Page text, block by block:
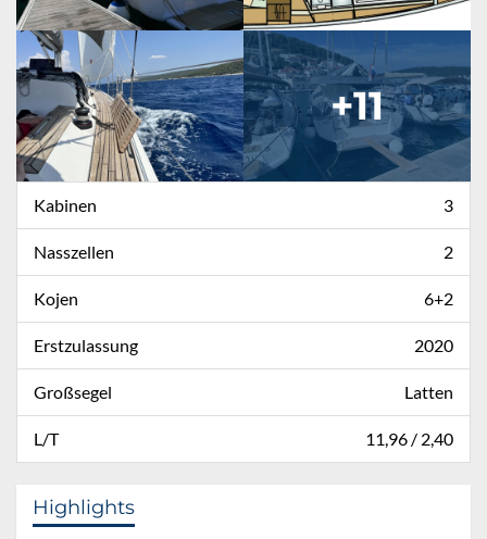
+11
Kabinen 3
Nasszellen 2
Kojen 6+2
Erstzulassung 2020
Großsegel Latten
L/T 11,96 / 2,40
Highlights